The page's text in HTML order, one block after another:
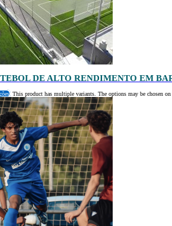
DE ALTO RENDIMENTO EM
This product has multiple variants. The options may be chosen on